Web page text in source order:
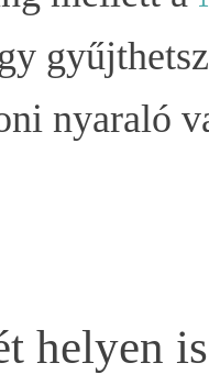
nyaraló
helyen